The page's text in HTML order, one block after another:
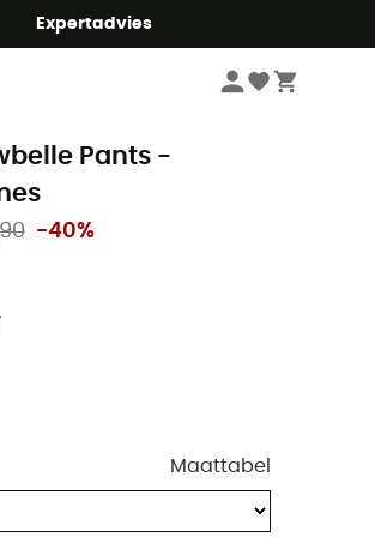
Expertadvies
Skibroeken &
Pants -
-40%
Maattabel